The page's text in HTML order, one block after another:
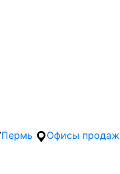
Пермь Офисы продаж